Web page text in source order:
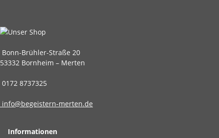
Bonn-Brühler-Straße 20
53332 Bornheim – Merten
0172 8737325
info@begeistern-merten.de
Informationen